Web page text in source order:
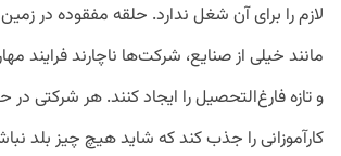
لازم را برای آن شغل ندارد. حلقه مفقوده در
مانند خیلی از صنایع، شرکت‌ها ناچارند فرایند
و تازه فارغ‌التحصیل را ایجاد کنند. هر شرکتی
کارآموزانی را جذب کند که شاید هیچ چیز بلد